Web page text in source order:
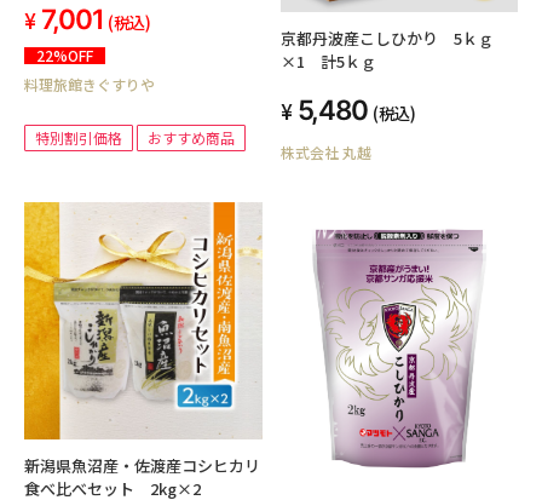
7,001 (税込)
22%OFF
料理旅館きぐすりや
特別割引価格 おすすめ商品
京都丹波産こしひかり 5ｋｇ
×1 計5ｋｇ
5,480 (税込)
株式会社 丸越
新潟県魚沼産・佐渡産コシヒカリ
食べ比べセット 2kg×2